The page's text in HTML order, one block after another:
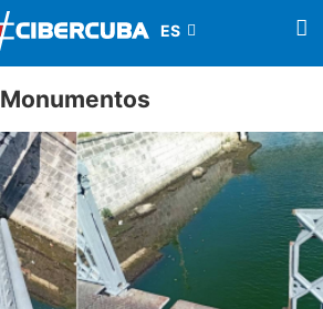
Monumentos